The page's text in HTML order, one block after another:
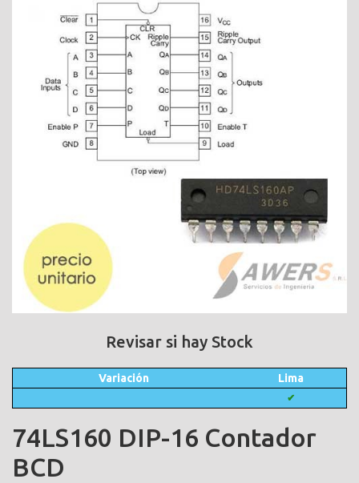
Revisar si hay Stock
Variación Lima
✔
74LS160 DIP-16 Contador
BCD